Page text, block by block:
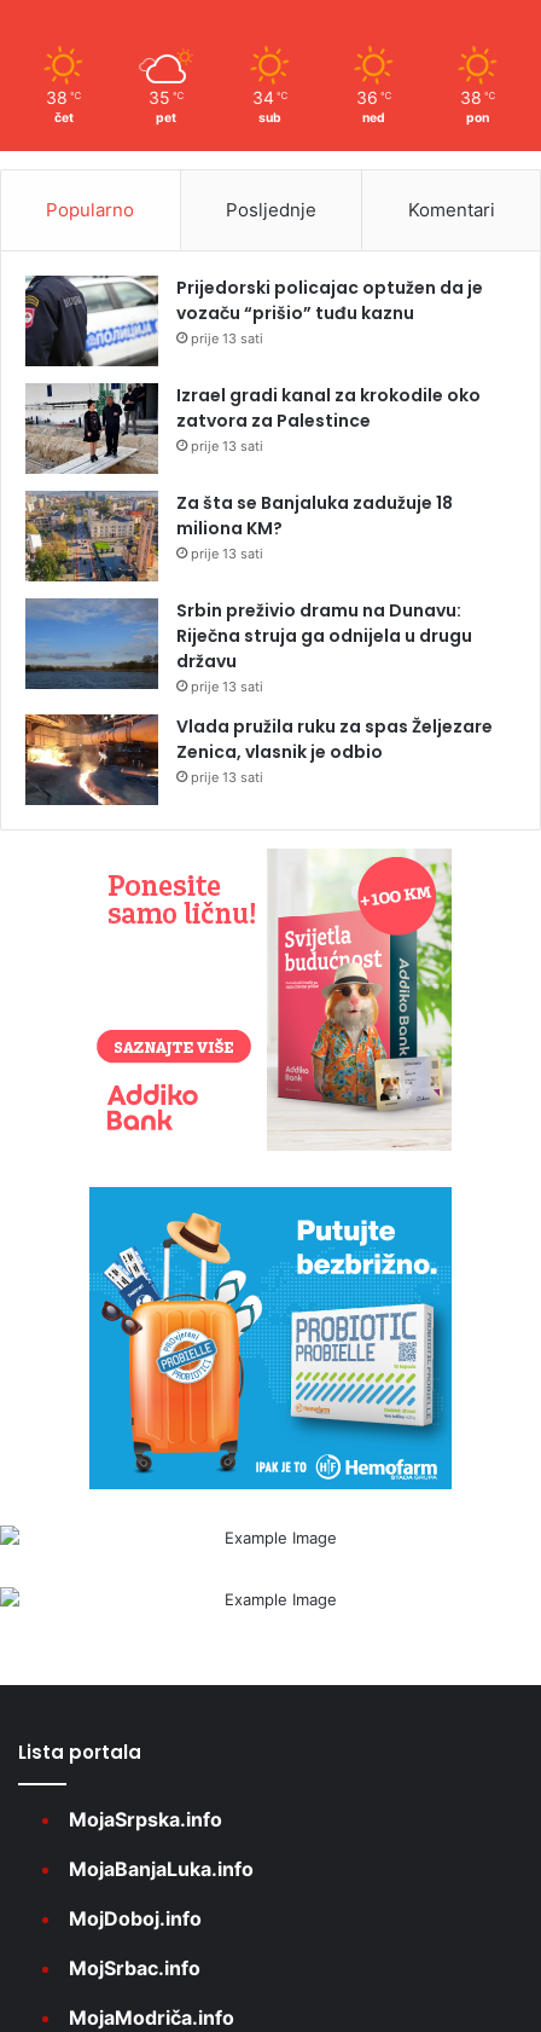
38 ℃
čet
35 ℃
pet
34 ℃
sub
36 ℃
ned
38 ℃
pon
Popularno Posljednje Komentari
Prijedorski policajac optužen da je
vozaču “prišio” tuđu kaznu
prije 13 sati
Izrael gradi kanal za krokodile oko
zatvora za Palestince
prije 13 sati
Za šta se Banjaluka zadužuje 18
miliona KM?
prije 13 sati
Srbin preživio dramu na Dunavu:
Riječna struja ga odnijela u drugu
državu
prije 13 sati
Vlada pružila ruku za spas Željezare
Zenica, vlasnik je odbio
prije 13 sati
Lista portala
MojaSrpska.info
MojaBanjaLuka.info
MojDoboj.info
MojSrbac.info
MojaModriča.info